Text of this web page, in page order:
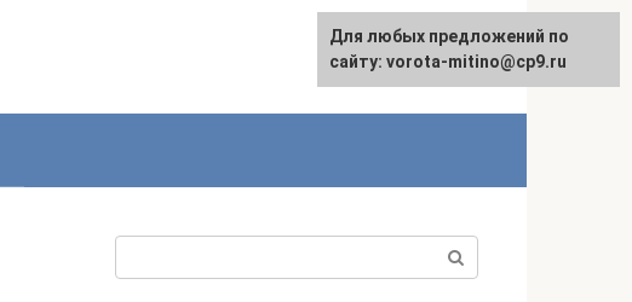
Для любых предложений по
сайту: vorota-mitino@cp9.ru